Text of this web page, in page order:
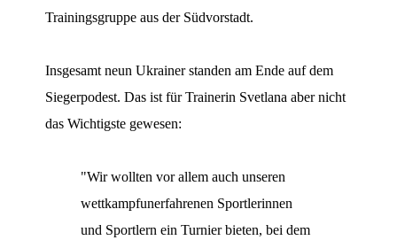
Trainingsgruppe aus der Südvorstadt.
Insgesamt neun Ukrainer standen am Ende auf dem
Siegerpodest. Das ist für Trainerin Svetlana aber nicht
das Wichtigste gewesen:
"Wir wollten vor allem auch unseren
wettkampfunerfahrenen Sportlerinnen
und Sportlern ein Turnier bieten, bei dem